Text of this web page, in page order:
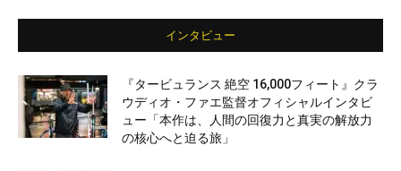
インタビュー
『タービュランス 絶空 16,000フィート』クラ
ウディオ・ファエ監督オフィシャルインタビ
ュー「本作は、人間の回復力と真実の解放力
の核心へと迫る旅」